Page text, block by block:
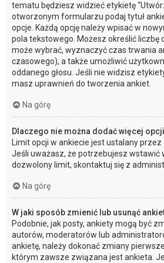
tematu będziesz widzieć etykietę
otworzonym formularzu podaj tytuł
opcje. Każdą opcję należy wpisać w
pola tekstowego. Możesz określić liczbę
może wybrać, wyznaczyć czas trwania
czasowego), a także umożliwić
oddanego głosu. Jeśli nie widzisz
masz uprawnień do tworzenia ankiet.
Na górę
Dlaczego nie można dodać więcej
Limit opcji w ankiecie jest ustalany
Jeśli uważasz, że potrzebujesz wstawić
dozwolony limit, skontaktuj się z
Na górę
W jaki sposób zmienić lub usunąć
Podobnie, jak posty, ankiety mogą być
autorów, moderatorów lub
ankietę, należy dokonać zmiany
którym zawsze związana jest ankieta.